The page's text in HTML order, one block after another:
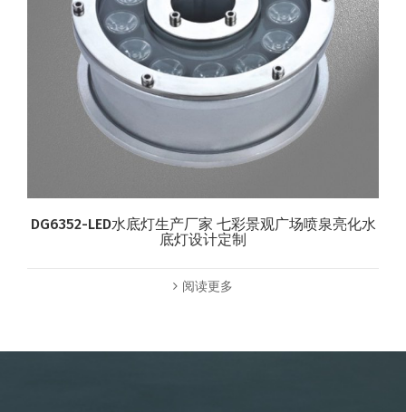
DG6352-LED水底灯生产厂家 七彩景观广场喷泉亮化水
底灯设计定制
阅读更多